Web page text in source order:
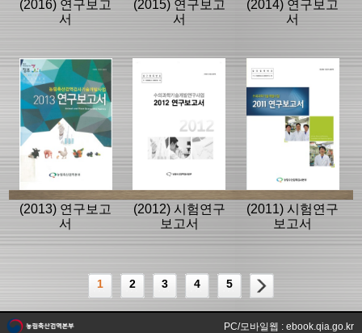
(2016) 연구보고
서
(2015) 연구보고
서
(2014) 연구보고
서
(2013) 연구보고
서
(2012) 시험연구
보고서
(2011) 시험연구
보고서
1 2 3 4 5
PC/모바일웹 : ebook.qia.go.kr